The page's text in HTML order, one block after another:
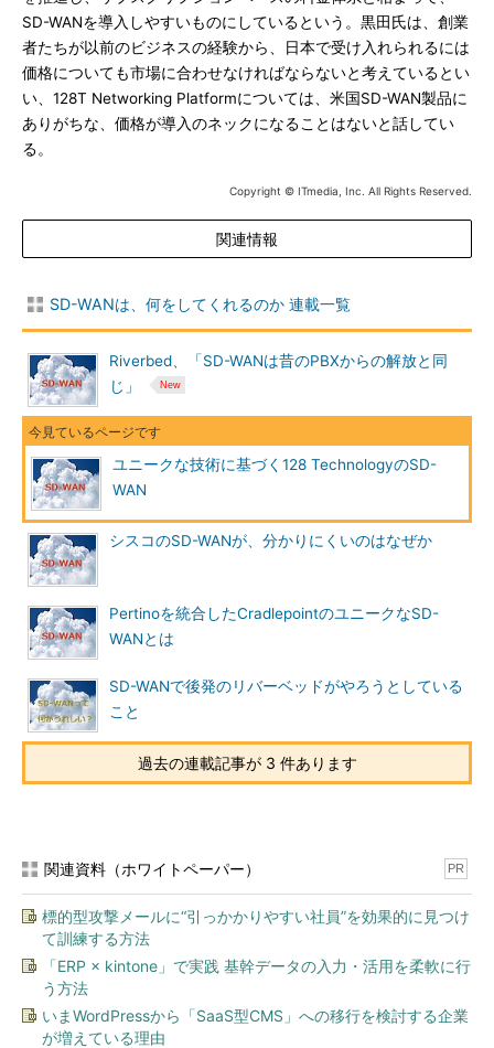
SD-WANを導入しやすいものにしているという。黒田氏は、創業
者たちが以前のビジネスの経験から、日本で受け入れられるには
価格についても市場に合わせなければならないと考えているとい
い、128T Networking Platformについては、米国SD-WAN製品に
ありがちな、価格が導入のネックになることはないと話してい
る。
Copyright © ITmedia, Inc. All Rights Reserved.
関連情報
SD-WANは、何をしてくれるのか 連載一覧
Riverbed、「SD-WANは昔のPBXからの解放と同
じ」
ユニークな技術に基づく128 TechnologyのSD-
WAN
シスコのSD-WANが、分かりにくいのはなぜか
Pertinoを統合したCradlepointのユニークなSD-
WANとは
SD-WANで後発のリバーベッドがやろうとしている
こと
過去の連載記事が 3 件あります
関連資料（ホワイトペーパー） PR
標的型攻撃メールに“引っかかりやすい社員”を効果的に見つけ
て訓練する方法
「ERP × kintone」で実践 基幹データの入力・活用を柔軟に行
う方法
いまWordPressから「SaaS型CMS」への移行を検討する企業
が増えている理由